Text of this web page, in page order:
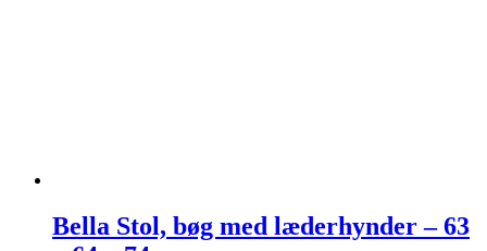
Bella Stol, bøg med læderhynder – 63